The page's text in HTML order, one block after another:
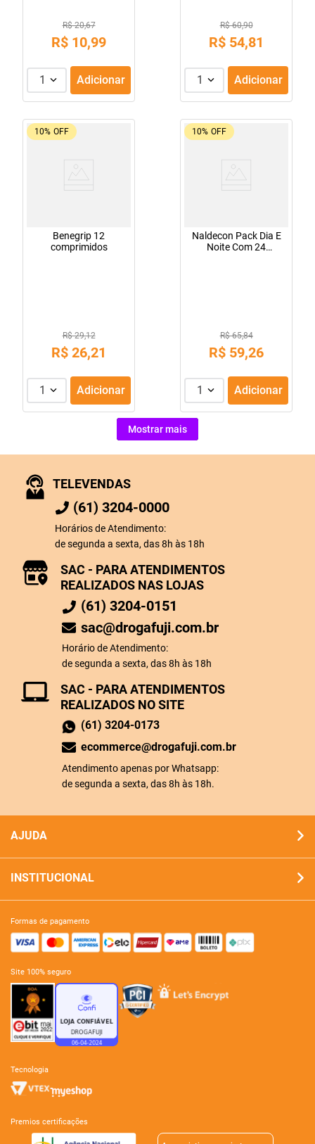
R$ 20,67
R$ 10,99
1 Adicionar
R$ 60,90
R$ 54,81
1 Adicionar
10% OFF
Benegrip 12
comprimidos
R$ 29,12
R$ 26,21
1 Adicionar
10% OFF
Naldecon Pack Dia E
Noite Com 24
R$ 65,84
R$ 59,26
1 Adicionar
Mostrar mais
TELEVENDAS
(61) 3204-0000
Horários de Atendimento:
de segunda a sexta, das 8h às 18h
SAC - PARA ATENDIMENTOS
REALIZADOS NO SITE
(61) 3204-0173
ecommerce@drogafuji.com.br
Atendimento apenas por Whatsapp:
de segunda a sexta, das 8h às 18h.
SAC - PARA ATENDIMENTOS
REALIZADOS NAS LOJAS
(61) 3204-0151
sac@drogafuji.com.br
Horário de Atendimento:
de segunda a sexta, das 8h às 18h
AJUDA
INSTITUCIONAL
formas de pagamento
site 100% seguro
tecnologia
premios certificações